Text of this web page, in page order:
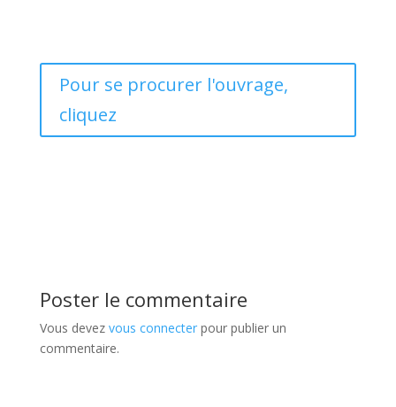
Pour se procurer l'ouvrage,
cliquez
Poster le commentaire
Vous devez vous connecterpour publier un
commentaire.